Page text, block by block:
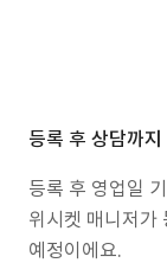
등록 후 상담까
등록 후 영업일
위시켓 매니저가
예정이에요.